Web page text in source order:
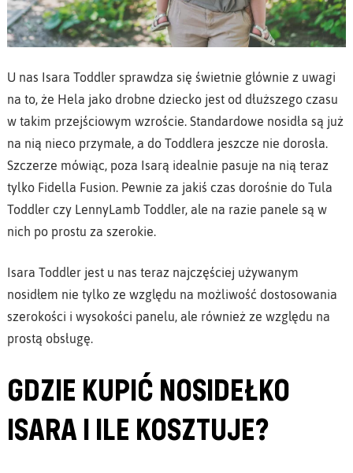
U nas Isara Toddler sprawdza się świetnie głównie z uwagi
na to, że Hela jako drobne dziecko jest od dłuższego czasu
w takim przejściowym wzroście. Standardowe nosidła są już
na nią nieco przymałe, a do Toddlera jeszcze nie dorosła.
Szczerze mówiąc, poza Isarą idealnie pasuje na nią teraz
tylko Fidella Fusion. Pewnie za jakiś czas dorośnie do Tula
Toddler czy LennyLamb Toddler, ale na razie panele są w
nich po prostu za szerokie.
Isara Toddler jest u nas teraz najczęściej używanym
nosidłem nie tylko ze względu na możliwość dostosowania
szerokości i wysokości panelu, ale również ze względu na
prostą obsługę.
GDZIE KUPIĆ NOSIDEŁKO
ISARA I ILE KOSZTUJE?